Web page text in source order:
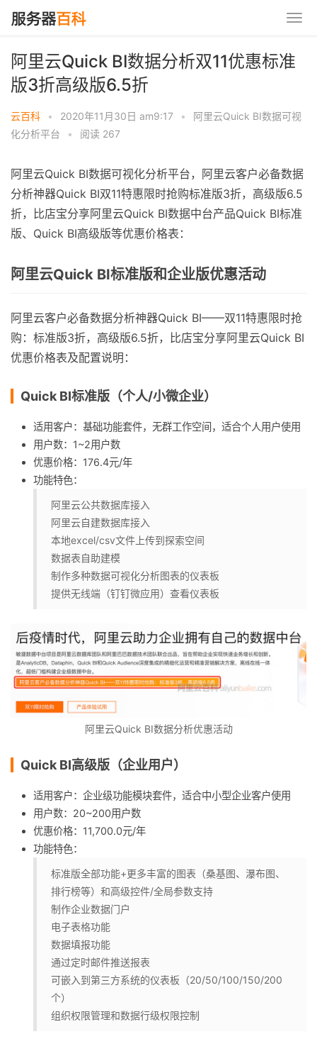
阿里云Quick BI数据分析双11优惠标准
版3折高级版6.5折
云百科 • 2020年11月30日 am9:17 •
阿里云Quick BI数据可视
化分析平台
• 阅读 267
阿里云Quick BI数据可视化分析平台，阿里云客户必备数据
分析神器Quick BI双11特惠限时抢购标准版3折，高级版6.5
折，比店宝分享阿里云Quick BI数据中台产品Quick BI标准
版、Quick BI高级版等优惠价格表：
阿里云Quick BI标准版和企业版优惠活动
阿里云客户必备数据分析神器Quick BI——双11特惠限时抢
购：标准版3折，高级版6.5折，比店宝分享阿里云Quick BI
优惠价格表及配置说明：
Quick BI标准版（个人/小微企业）
适用客户：基础功能套件，无群工作空间，适合个人用户使用
用户数：1~2用户数
优惠价格：176.4元/年
功能特色：
阿里云公共数据库接入
阿里云自建数据库接入
本地excel/csv文件上传到探索空间
数据表自助建模
制作多种数据可视化分析图表的仪表板
提供无线端（钉钉微应用）查看仪表板
阿里云Quick BI数据分析优惠活动
Quick BI高级版（企业用户）
适用客户：企业级功能模块套件，适合中小型企业客户使用
用户数：20~200用户数
优惠价格：11,700.0元/年
功能特色：
标准版全部功能+更多丰富的图表（桑基图、瀑布图、
排行榜等）和高级控件/全局参数支持
制作企业数据门户
电子表格功能
数据填报功能
通过定时邮件推送报表
可嵌入到第三方系统的仪表板（20/50/100/150/200
个）
组织权限管理和数据行级权限控制